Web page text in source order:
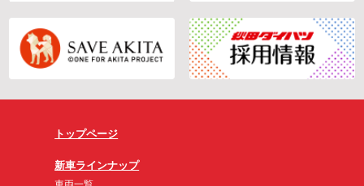
トップページ
新車ラインナップ